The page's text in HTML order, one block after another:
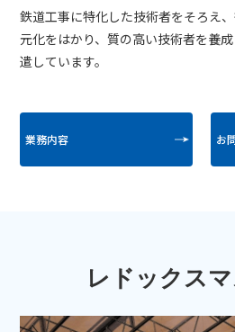
鉄道工事に特化した技術者をそろえ
元化をはかり、質の高い技術者を養
遣しています。
業務内容 お
レドックス